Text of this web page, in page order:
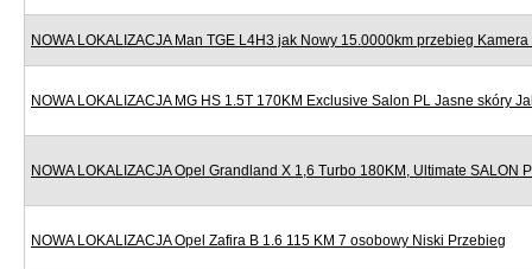
NOWA LOKALIZACJA Man TGE L4H3 jak Nowy 15.0000km przebieg Kamera
NOWA LOKALIZACJA MG HS 1.5T 170KM Exclusive Salon PL Jasne skóry
NOWA LOKALIZACJA Opel Grandland X 1,6 Turbo 180KM, Ultimate SALON
NOWA LOKALIZACJA Opel Zafira B 1.6 115 KM 7 osobowy Niski Przebieg